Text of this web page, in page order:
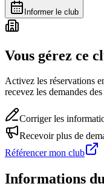
Informer le club
Vous gérez ce
Activez les réservations
recevez les demandes
Corriger les
Recevoir plus de
Référencer mon club
Informations